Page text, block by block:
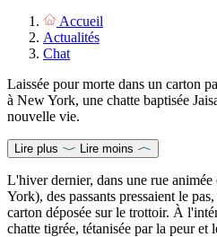
Accueil
Actualités
Chat
Laissée pour morte dans un carton
à New York, une chatte baptisée
nouvelle vie.
Lire plus Lire moins
L'hiver dernier, dans une rue
York), des passants pressaient le
carton déposée sur le trottoir. À
chatte tigrée, tétanisée par la peur et